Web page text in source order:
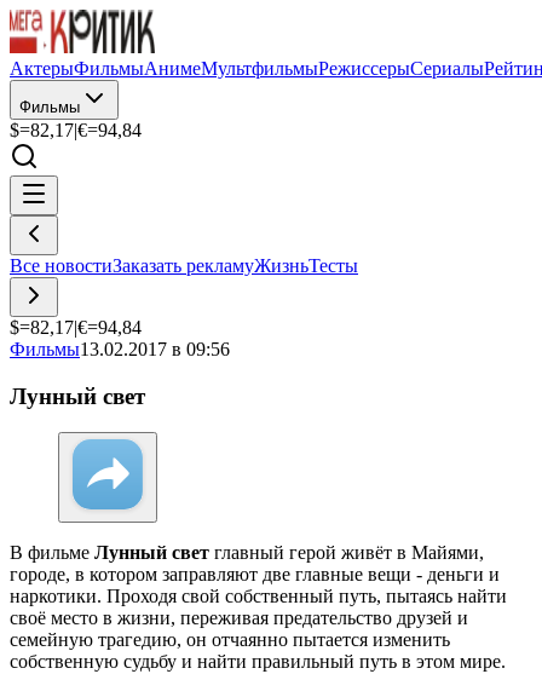
АктерыФильмыАнимеМультфильмыРежиссерыСериалы
Фильмы
$=82,17|€=94,84
Все новостиЗаказать рекламуЖизньТесты
$=82,17|€=94,84
Фильмы13.02.2017 в 09:56
Лунный свет
В фильме Лунный свет главный герой живёт в Майями,
городе, в котором заправляют две главные вещи - деньги и
наркотики. Проходя свой собственный путь, пытаясь найти
своё место в жизни, переживая предательство друзей и
семейную трагедию, он отчаянно пытается изменить
собственную судьбу и найти правильный путь в этом мире.